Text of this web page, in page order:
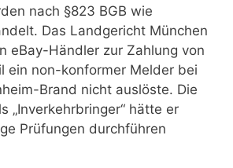
nach §823 BGB wie
Das Landgericht München
eBay-Händler zur Zahlung von
ein non-konformer Melder bei
Brand nicht auslöste. Die
„Inverkehrbringer“ hätte er
Prüfungen durchführen